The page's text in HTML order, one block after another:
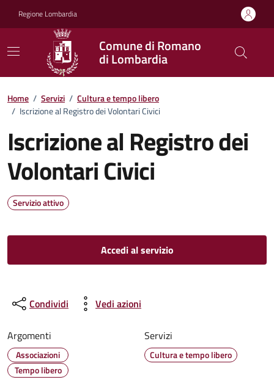
Regione Lombardia
Comune di Romano
di Lombardia
Home / Servizi / Cultura e tempo libero
/ Iscrizione al Registro dei Volontari Civici
Iscrizione al Registro dei
Volontari Civici
Servizio attivo
Accedi al servizio
Condividi Vedi azioni
Argomenti
Associazioni
Tempo libero
Servizi
Cultura e tempo libero